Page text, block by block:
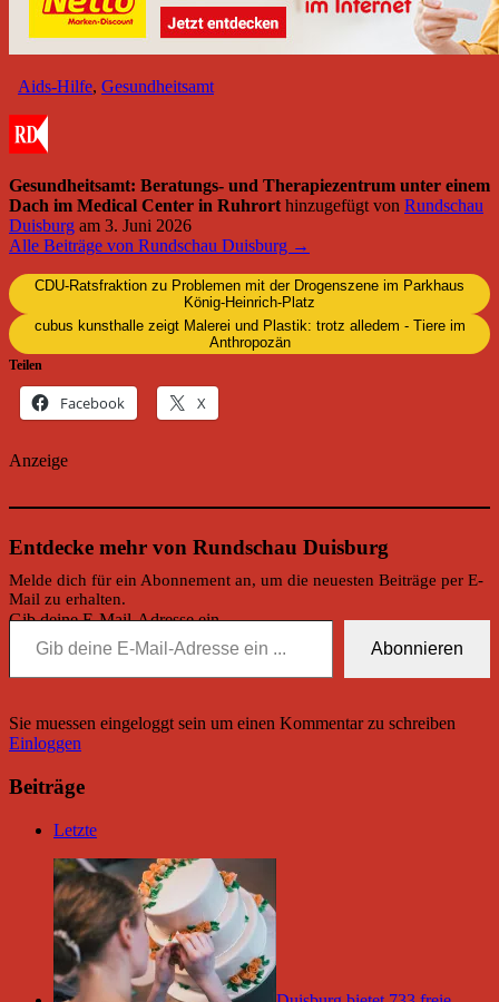
Aids-Hilfe, Gesundheitsamt
Gesundheitsamt: Beratungs- und Therapiezentrum unter einem
Dach im Medical Center in Ruhrorthinzugefügt von Rundschau
Duisburg am 3. Juni 2026
Alle Beiträge von Rundschau Duisburg →
CDU-Ratsfraktion zu Problemen mit der Drogenszene im Parkhaus
König-Heinrich-Platz
cubus kunsthalle zeigt Malerei und Plastik: trotz alledem - Tiere im
Anthropozän
Teilen
Facebook X
Anzeige
Entdecke mehr von Rundschau Duisburg
Melde dich für ein Abonnement an, um die neuesten Beiträge per E-
Mail zu erhalten.
Gib deine E-Mail-Adresse ein ...
Abonnieren
Sie muessen eingeloggt sein um einen Kommentar zu schreiben
Einloggen
Beiträge
Letzte